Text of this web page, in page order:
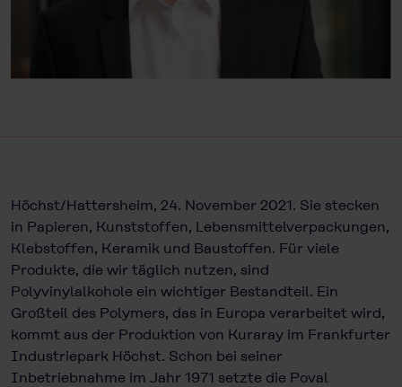
Höchst/Hattersheim, 24. November 2021. Sie stecken
in Papieren, Kunst­stoffen, Lebensmittelverpackungen,
Klebstoffen, Keramik und Baustoffen. Für viele
Produkte, die wir täglich nutzen, sind
Polyvinylalkohole ein wichtiger Bestandteil. Ein
Großteil des Polymers, das in Europa verarbeitet wird,
kommt aus der Produktion von Kuraray im Frankfurter
Industriepark Höchst. Schon bei seiner
Inbetriebnahme im Jahr 1971 setzte die Poval